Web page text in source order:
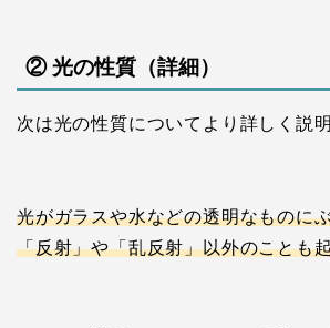
② 光の性質（詳細）
次は光の性質についてより詳しく説
光がガラスや水などの透明なものに
「反射」や「乱反射」以外のことも